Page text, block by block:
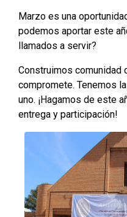
Marzo es una
podemos aportar este
llamados a servir?
Construimos comunidad
compromete. Tenemos
uno. ¡Hagamos de este
entrega y participación!